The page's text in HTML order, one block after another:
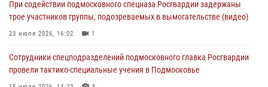
(видео)
03 августа 2026, 15:32
При содействии подмосковного спецназа Росгвардии задержаны
трое участников группы, подозреваемых в вымогательстве (видео)
23 июля 2026, 16:02 1
Сотрудники спецподразделений подмосковного главка Росгвардии
провели тактико-специальные учения в Подмосковье